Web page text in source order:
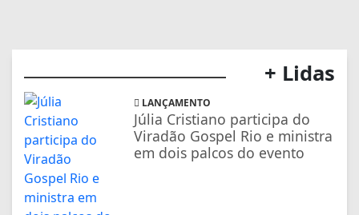
+ Lidas
LANÇAMENTO
Júlia Cristiano participa do
Viradão Gospel Rio e ministra
em dois palcos do evento